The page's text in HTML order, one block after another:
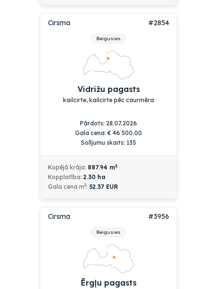
Cirsma #2854
Beigusies
Vidrižu pagasts
kailcirte, kailcirte pēc caurmēra
Pārdots: 28.07.2026
Gala cena:€ 46 500.00
Solījumu skaits: 135
Kopējā krāja: 887.94 m3
Kopplatība: 2.30 ha
Gala cena m3: 52.37 EUR
Cirsma #3956
Beigusies
Ērgļu pagasts